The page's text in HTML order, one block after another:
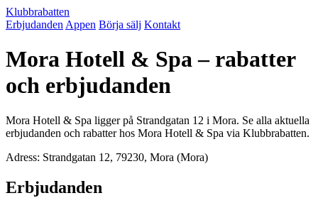
Klubbrabatten
Erbjudanden Appen Börja sälj Kontakt
Mora Hotell & Spa – rabatter
och erbjudanden
Mora Hotell & Spa ligger på Strandgatan 12 i Mora. Se alla aktuella
erbjudanden och rabatter hos Mora Hotell & Spa via Klubbrabatten.
Adress: Strandgatan 12, 79230, Mora (Mora)
Erbjudanden